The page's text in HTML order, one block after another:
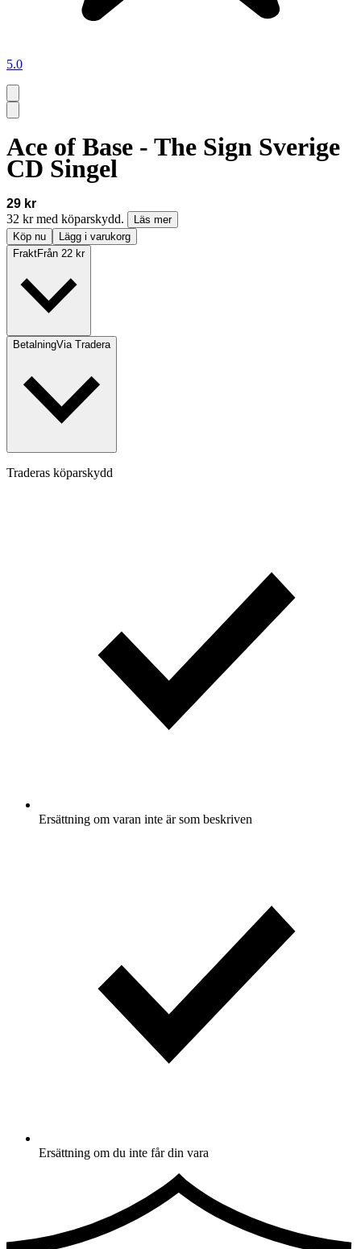
5.0
Ace of Base - The Sign Sverige
CD Singel
29 kr
32 kr med köparskydd.
Läs mer
Köp nu
Lägg i varukorg
FraktFrån 22 kr
BetalningVia Tradera
Traderas köparskydd
Ersättning om varan inte är som beskriven
Ersättning om du inte får din vara